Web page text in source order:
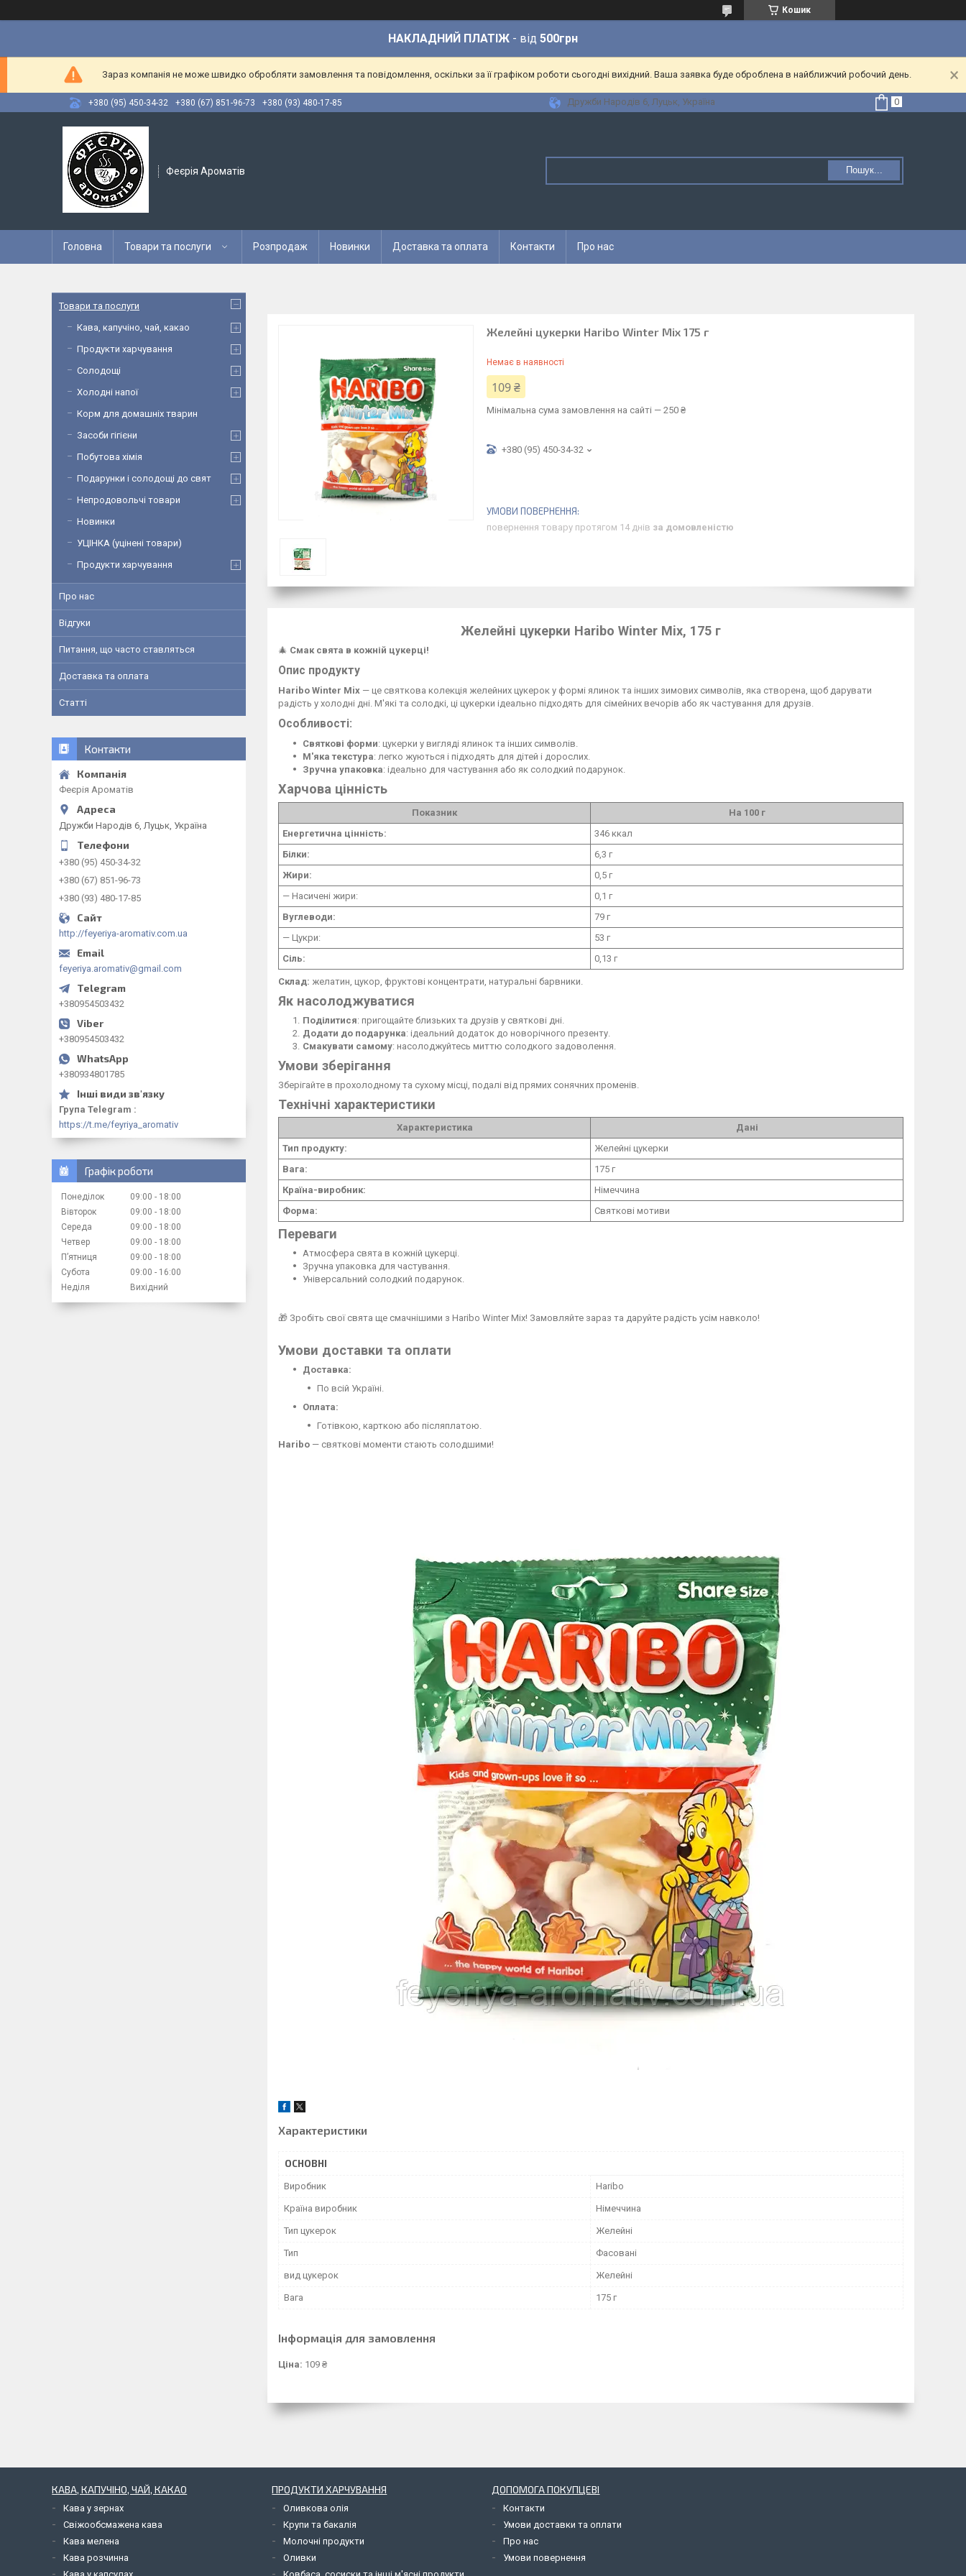
Кошик
НАКЛАДНИЙ ПЛАТІЖ - від 500грн
Зараз компанія не може швидко обробляти замовлення та повідомлення, оскільки за її графіком роботи сьогодні вихідний. Ваша заявка буде оброблена в найближчий робочий день.
+380 (95) 450-34-32 +380 (67) 851-96-73 +380 (93) 480-17-85 Дружби Народів 6, Луцьк, Україна
Феєрія Ароматів Пошук...
Головна Товари та послуги Розпродаж Новинки Доставка та оплата Контакти Про нас
Желейні цукерки Haribo Winter Mix 175 г
Немає в наявності
109 ₴
Мінімальна сума замовлення на сайті — 250 ₴
+380 (95) 450-34-32
повернення товару протягом 14 днів за домовленістю
Желейні цукерки Haribo Winter Mix, 175 г
🎄 Смак свята в кожній цукерці!
Опис продукту
Haribo Winter Mix — це святкова колекція желейних цукерок у формі ялинок та інших зимових символів, яка створена, щоб дарувати
радість у холодні дні. М'які та солодкі, ці цукерки ідеально підходять для сімейних вечорів або як частування для друзів.
Особливості:
Святкові форми: цукерки у вигляді ялинок та інших символів.
М'яка текстура: легко жуються і підходять для дітей і дорослих.
Зручна упаковка: ідеально для частування або як солодкий подарунок.
Харчова цінність
Показник
На 100 г
Енергетична цінність:
346 ккал
Білки:
6,3 г
Жири:
0,5 г
— Насичені жири:
0,1 г
Вуглеводи:
79 г
— Цукри:
53 г
Сіль:
0,13 г
Склад: желатин, цукор, фруктові концентрати, натуральні барвники.
Як насолоджуватися
Поділитися: пригощайте близьких та друзів у святкові дні.
Додати до подарунка: ідеальний додаток до новорічного презенту.
Смакувати самому: насолоджуйтесь миттю солодкого задоволення.
Умови зберігання
Зберігайте в прохолодному та сухому місці, подалі від прямих сонячних променів.
Технічні характеристики
Характеристика
Дані
Тип продукту:
Желейні цукерки
Вага:
175 г
Країна-виробник:
Німеччина
Форма:
Святкові мотиви
Переваги
Атмосфера свята в кожній цукерці.
Зручна упаковка для частування.
Універсальний солодкий подарунок.
🎁 Зробіть свої свята ще смачнішими з Haribo Winter Mix! Замовляйте зараз та даруйте радість усім навколо!
Умови доставки та оплати
Доставка:
По всій Україні.
Оплата:
Готівкою, карткою або післяплатою.
Haribo — святкові моменти стають солодшими!
Характеристики
ОСНОВНІ
Виробник Haribo
Країна виробник Німеччина
Тип цукерок Желейні
Тип Фасовані
вид цукерок Желейні
Вага 175 г
Інформація для замовлення
Ціна: 109 ₴
Товари та послуги
Кава, капучіно, чай, какао
Продукти харчування
Солодощі
Холодні напої
Корм для домашніх тварин
Засоби гігієни
Побутова хімія
Подарунки і солодощі до свят
Непродовольчі товари
Новинки
УЦІНКА (уцінені товари)
Продукти харчування
Про нас
Відгуки
Питання, що часто ставляться
Доставка та оплата
Статті
Контакти
Феєрія Ароматів
Дружби Народів 6, Луцьк, Україна
+380 (95) 450-34-32
+380 (67) 851-96-73
+380 (93) 480-17-85
http://feyeriya-aromativ.com.ua
feyeriya.aromativ@gmail.com
+380954503432
+380954503432
+380934801785
Група Telegram
https://t.me/feyriya_aromativ
Графік роботи
Понеділок 09:00
18:00
Вівторок
09:00
18:00
Середа
09:00
18:00
Четвер
09:00
18:00
Пʼятниця
09:00
18:00
Субота
09:00
16:00
Неділя
Вихідний
КАВА, КАПУЧІНО, ЧАЙ, КАКАО
Кава у зернах
Свіжообсмажена кава
Кава мелена
Кава розчинна
ПРОДУКТИ ХАРЧУВАННЯ
Оливкова олія
Крупи та бакалія
Молочні продукти
Оливки
ДОПОМОГА ПОКУПЦЕВІ
Контакти
Умови доставки та оплати
Про нас
Умови повернення